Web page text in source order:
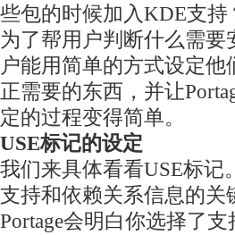
些包的时候加入KDE支持
为了帮用户判断什么需
户能用简单的方式设定
正需要的东西，并让
定的过程变得简单。
USE标记的设定
我们来具体看看USE标
支持和依赖关系信息的关
Portage会明白你选择了